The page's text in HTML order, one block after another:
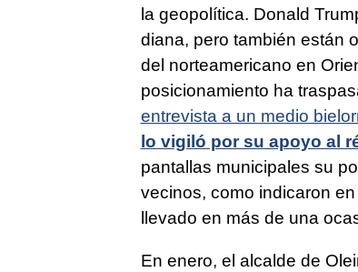
la geopolítica. Donald
diana, pero también están
del norteamericano en
posicionamiento ha
entrevista a un medio
lo vigiló por su apoyo al
pantallas municipales su
vecinos, como indicaron
llevado en más de una
En enero, el alcalde de